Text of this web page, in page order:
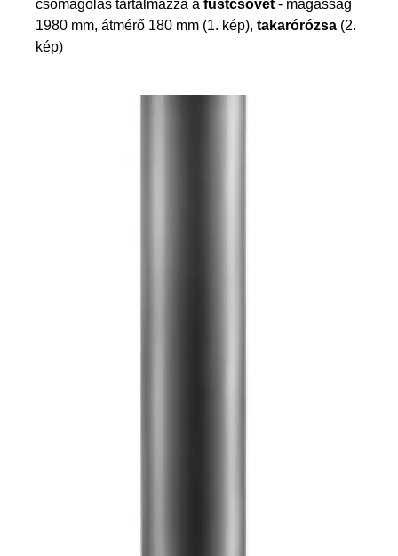
csomagolás tartalmazza a füstcsövet - magasság
1980 mm, átmérő 180 mm (1. kép), takarórózsa (2.
kép)